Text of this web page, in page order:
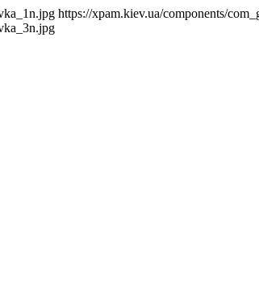
https://xpam.kiev.ua/components/